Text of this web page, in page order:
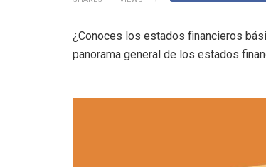
¿Conoces los estados financieros
panorama general de los estados